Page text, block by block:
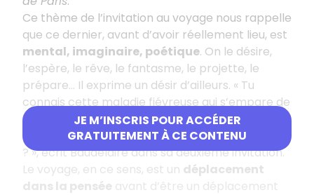
JE M’INSCRIS POUR ACCÉDER
GRATUITEMENT À CE CONTENU
Ce thème de l’invitation au voyage nous rappelle
que ce dernier, avant d’avoir réellement lieu, est
mental, imaginaire, poétique. On le désire,
l’espère, le rêve, le fantasme, le projette, le
prépare… Il exprime un désir d’ailleurs. « Tu
connais cette maladie fiévreuse qui s’empare de
nous dans les froides misères, cette nostalgie du
pays qu’on ignore, cette angoisse de la curiosité
? », écrit Baudelaire dans sa deuxième invitation.
Le voyage, en ce sens, est un déplacement
dans la pensée avant d’être un déplacement